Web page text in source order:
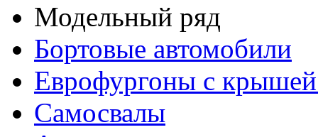
Модельный ряд
Бортовые автомобили
Еврофургоны с
Самосвалы